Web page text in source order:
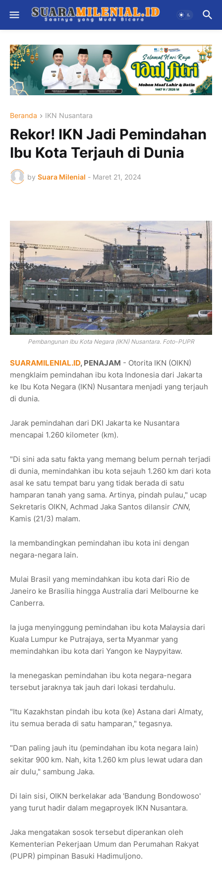
Beranda IKN Nusantara
Rekor! IKN Jadi Pemindahan
Ibu Kota Terjauh di Dunia
by Suara Milenial - Maret 21, 2024
Pembangunan Ibu Kota Negara (IKN) Nusantara. Foto-PUPR
SUARAMILENIAL.ID, PENAJAM - Otorita IKN (OIKN)
mengklaim pemindahan ibu kota Indonesia dari Jakarta
ke Ibu Kota Negara (IKN) Nusantara menjadi yang terjauh
di dunia.
Jarak pemindahan dari DKI Jakarta ke Nusantara
mencapai 1.260 kilometer (km).
"Di sini ada satu fakta yang memang belum pernah terjadi
di dunia, memindahkan ibu kota sejauh 1.260 km dari kota
asal ke satu tempat baru yang tidak berada di satu
hamparan tanah yang sama. Artinya, pindah pulau," ucap
Sekretaris OIKN, Achmad Jaka Santos dilansir CNN,
Kamis (21/3) malam.
Ia membandingkan pemindahan ibu kota ini dengan
negara-negara lain.
Mulai Brasil yang memindahkan ibu kota dari Rio de
Janeiro ke Brasília hingga Australia dari Melbourne ke
Canberra.
Ia juga menyinggung pemindahan ibu kota Malaysia dari
Kuala Lumpur ke Putrajaya, serta Myanmar yang
memindahkan ibu kota dari Yangon ke Naypyitaw.
Ia menegaskan pemindahan ibu kota negara-negara
tersebut jaraknya tak jauh dari lokasi terdahulu.
"Itu Kazakhstan pindah ibu kota (ke) Astana dari Almaty,
itu semua berada di satu hamparan," tegasnya.
"Dan paling jauh itu (pemindahan ibu kota negara lain)
sekitar 900 km. Nah, kita 1.260 km plus lewat udara dan
air dulu," sambung Jaka.
Di lain sisi, OIKN berkelakar ada 'Bandung Bondowoso'
yang turut hadir dalam megaproyek IKN Nusantara.
Jaka mengatakan sosok tersebut diperankan oleh
Kementerian Pekerjaan Umum dan Perumahan Rakyat
(PUPR) pimpinan Basuki Hadimuljono.